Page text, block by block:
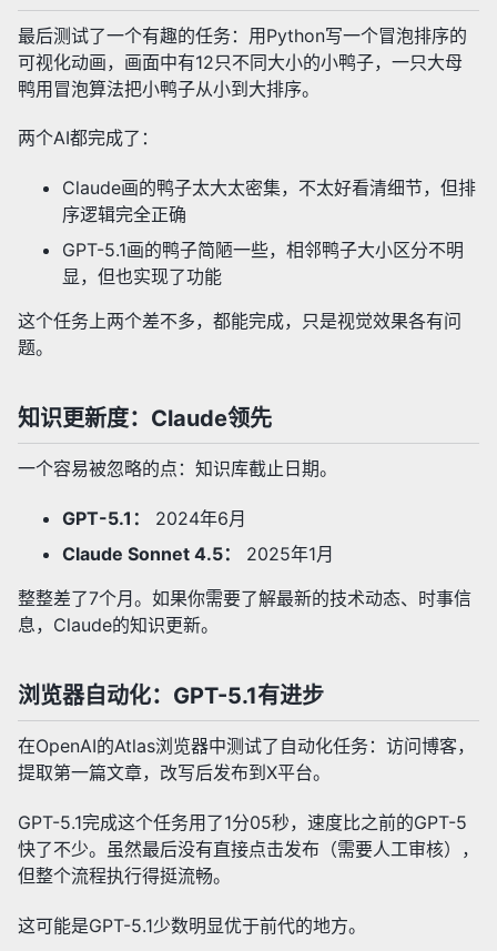
最后测试了一个有趣的任务：用Python写一个冒泡排序的
可视化动画，画面中有12只不同大小的小鸭子，一只大母
鸭用冒泡算法把小鸭子从小到大排序。
两个AI都完成了：
Claude画的鸭子太大太密集，不太好看清细节，但排
序逻辑完全正确
GPT-5.1画的鸭子简陋一些，相邻鸭子大小区分不明
显，但也实现了功能
这个任务上两个差不多，都能完成，只是视觉效果各有问
题。
知识更新度：Claude领先
一个容易被忽略的点：知识库截止日期。
GPT-5.1：
2024年6月
Claude Sonnet 4.5：
2025年1月
整整差了7个月。如果你需要了解最新的技术动态、时事信
息，Claude的知识更新。
浏览器自动化：GPT-5.1有进步
在OpenAI的Atlas浏览器中测试了自动化任务：访问博客，
提取第一篇文章，改写后发布到X平台。
GPT-5.1完成这个任务用了1分05秒，速度比之前的GPT-5
快了不少。虽然最后没有直接点击发布（需要人工审核），
但整个流程执行得挺流畅。
这可能是GPT-5.1少数明显优于前代的地方。